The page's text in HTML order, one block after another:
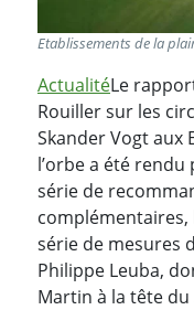
Etablissements de la
ActualitéLe
Rouiller sur les
Skander Vogt aux
l’orbe a été
série de
complémentaires,
série de mesures
Philippe Leuba,
Martin à la tête